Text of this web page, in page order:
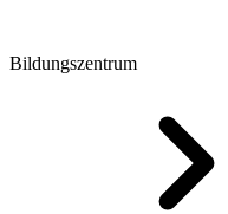
Bildungszentrum